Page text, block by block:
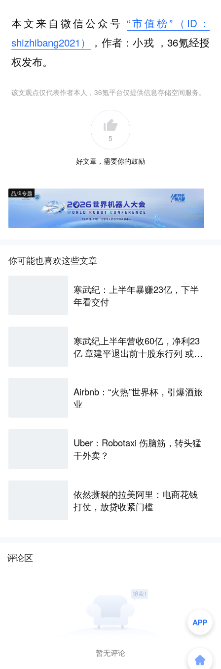
本文来自微信公众号 “市值榜”（ID：
shizhibang2021）
，作者：小戎 ，36氪经授
权发布。
该文观点仅代表作者本人，36氪平台仅提供信息存储空间服务。
5
好文章，需要你的鼓励
品牌专题
你可能也喜欢这些文章
寒武纪：上半年暴赚23亿，下半
年看交付
寒武纪上半年营收60亿，净利23
亿 章建平退出前十股东行列 或套
Airbnb：“火热”世界杯，引爆酒旅
业
Uber：Robotaxi 伤脑筋，转头猛
干外卖？
依然撕裂的拉美阿里：电商花钱
打仗，放贷收紧门槛
评论区
暂无评论